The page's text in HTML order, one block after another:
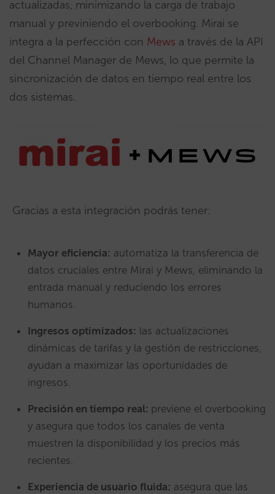
actualizadas, minimizando la carga de trabajo
manual y previniendo el overbooking. Mirai se
integra a la perfección con Mews a través de la API
del Channel Manager de Mews, lo que permite la
sincronización de datos en tiempo real entre los
dos sistemas.
Gracias a esta integración podrás tener:
Mayor eficiencia: automatiza la transferencia de
datos cruciales entre Mirai y Mews, eliminando la
entrada manual y reduciendo los errores
humanos.
Ingresos optimizados: las actualizaciones
dinámicas de tarifas y la gestión de restricciones,
ayudan a maximizar las oportunidades de
ingresos.
Precisión en tiempo real: previene el overbooking
y asegura que todos los canales de venta
muestren la disponibilidad y los precios más
recientes.
Experiencia de usuario fluida: asegura que las